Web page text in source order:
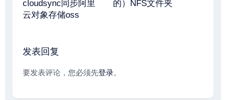
cloudsync同步阿里
云对象存储oss
的）NFS文件夹
发表回复
要发表评论，您必须先登录。